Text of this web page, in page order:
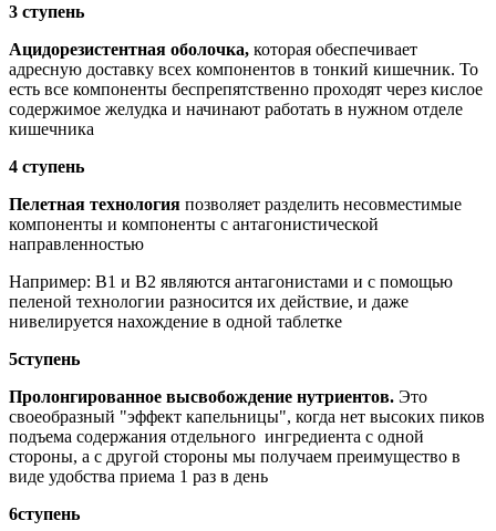
3 ступень
Ацидорезистентная оболочка, которая обеспечивает
адресную доставку всех компонентов в тонкий кишечник. То
есть все компоненты беспрепятственно проходят через кислое
содержимое желудка и начинают работать в нужном отделе
кишечника
4 ступень
Пелетная технология позволяет разделить несовместимые
компоненты и компоненты с антагонистической
направленностью
Например: B1 и B2 являются антагонистами и с помощью
пеленой технологии разносится их действие, и даже
нивелируется нахождение в одной таблетке
5ступень
Пролонгированное высвобождение нутриентов. Это
своеобразный "эффект капельницы", когда нет высоких пиков
подъема содержания отдельного ингредиента с одной
стороны, а с другой стороны мы получаем преимущество в
виде удобства приема 1 раз в день
6ступень